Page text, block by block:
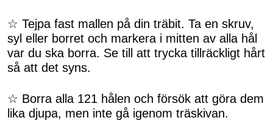
☆ Tejpa fast mallen på din träbit. Ta en skruv,
syl eller borret och markera i mitten av alla hål
var du ska borra. Se till att trycka tillräckligt hårt
så att det syns.
☆ Borra alla 121 hålen och försök att göra dem
lika djupa, men inte gå igenom träskivan.